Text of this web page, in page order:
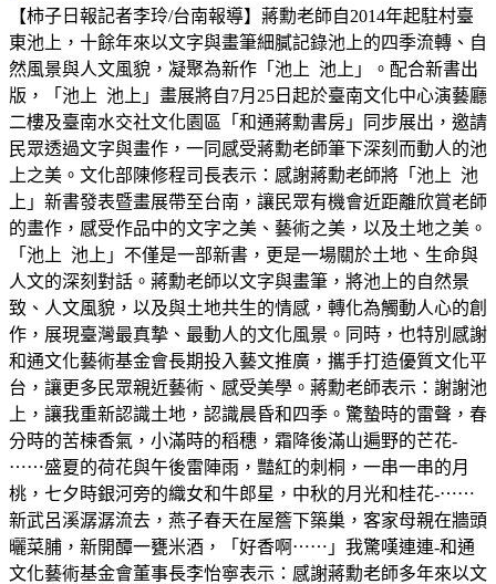
【柿子日報記者李玲/台南報導】蔣勳老師自2014年起駐村臺
東池上，十餘年來以文字與畫筆細膩記錄池上的四季流轉、自
然風景與人文風貌，凝聚為新作「池上 池上」。配合新書出
版，「池上 池上」畫展將自7月25日起於臺南文化中心演藝廳
二樓及臺南水交社文化園區「和通蔣勳書房」同步展出，邀請
民眾透過文字與畫作，一同感受蔣勳老師筆下深刻而動人的池
上之美。文化部陳修程司長表示：感謝蔣勳老師將「池上 池
上」新書發表暨畫展帶至台南，讓民眾有機會近距離欣賞老師
的畫作，感受作品中的文字之美、藝術之美，以及土地之美。
「池上 池上」不僅是一部新書，更是一場關於土地、生命與
人文的深刻對話。蔣勳老師以文字與畫筆，將池上的自然景
致、人文風貌，以及與土地共生的情感，轉化為觸動人心的創
作，展現臺灣最真摯、最動人的文化風景。同時，也特別感謝
和通文化藝術基金會長期投入藝文推廣，攜手打造優質文化平
台，讓更多民眾親近藝術、感受美學。蔣勳老師表示：謝謝池
上，讓我重新認識土地，認識晨昏和四季。驚蟄時的雷聲，春
分時的苦楝香氣，小滿時的稻穗，霜降後滿山遍野的芒花-
⋯⋯盛夏的荷花與午後雷陣雨，豔紅的刺桐，一串一串的月
桃，七夕時銀河旁的織女和牛郎星，中秋的月光和桂花-⋯⋯
新武呂溪潺潺流去，燕子春天在屋簷下築巢，客家母親在牆頭
曬菜脯，新開醰一甕米酒，「好香啊⋯⋯」我驚嘆連連-和通
文化藝術基金會董事長李怡寧表示：感謝蔣勳老師多年來以文